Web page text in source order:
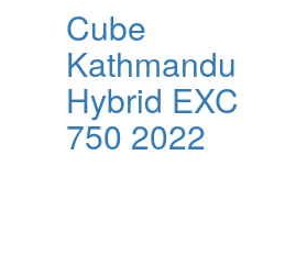
Cube
Kathmandu
Hybrid EXC
750 2022